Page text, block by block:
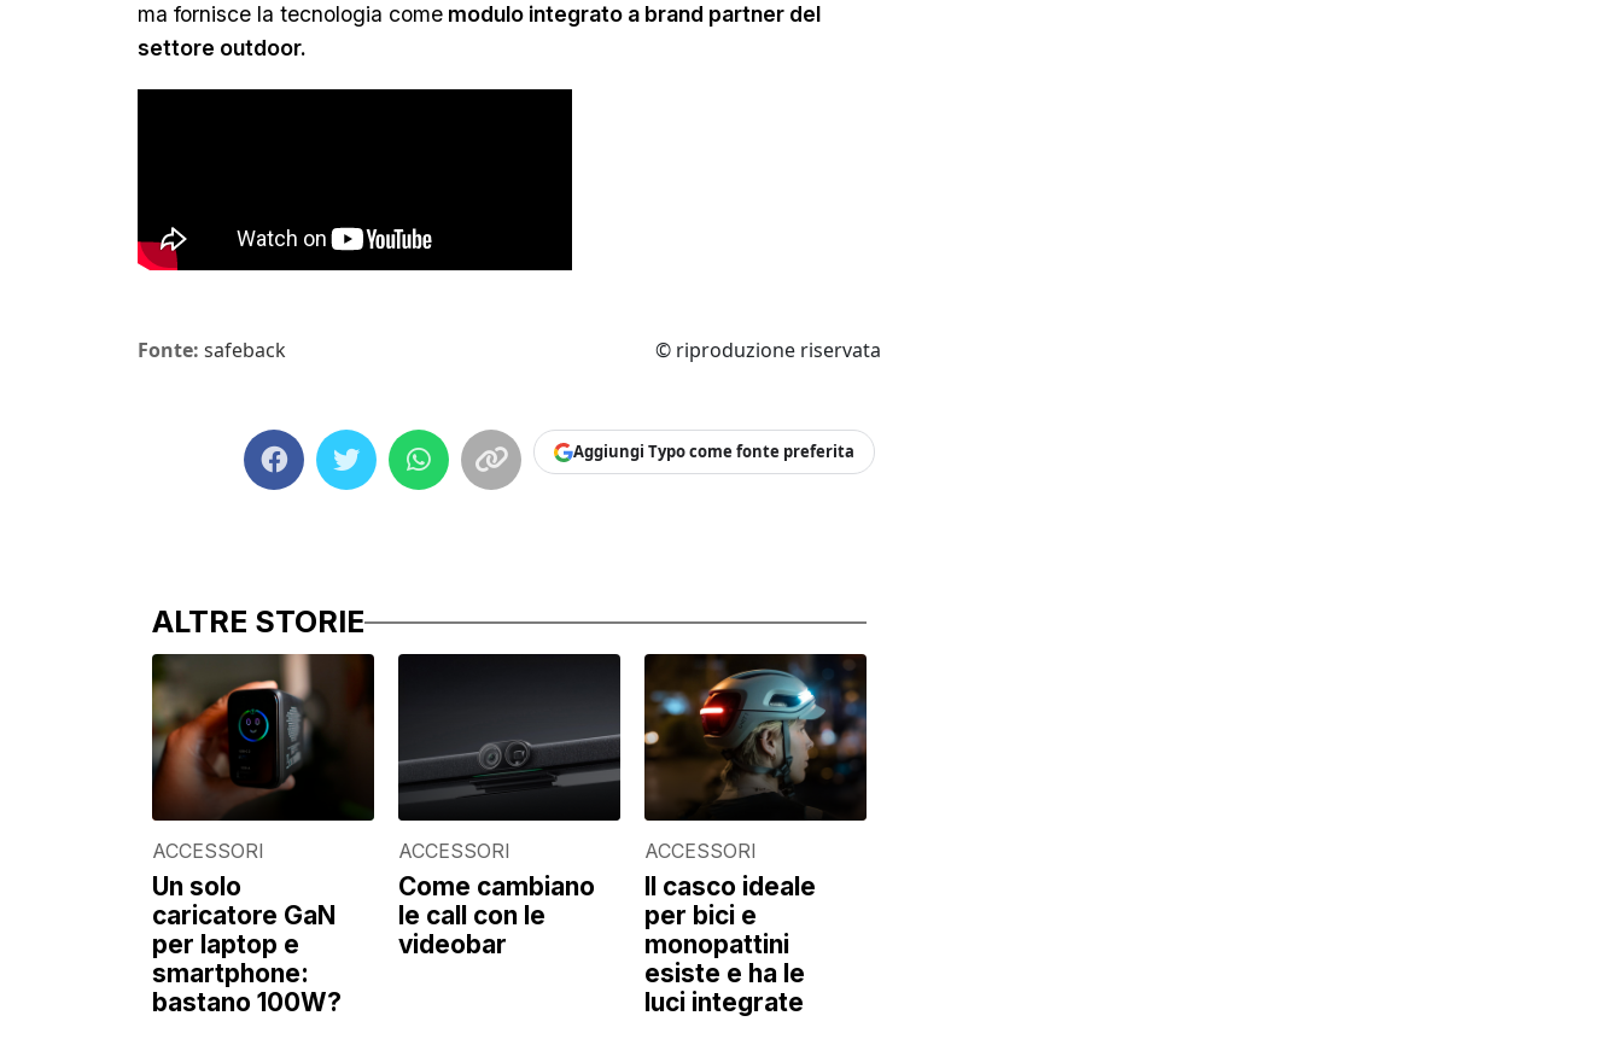
ma fornisce la tecnologia come modulo integrato a brand partner del
settore outdoor.
Fonte: safeback © riproduzione riservata
Aggiungi Typo come fonte preferita
ALTRE STORIE
ACCESSORI
Un solo
caricatore GaN
per laptop e
smartphone:
bastano 100W?
ACCESSORI
Come cambiano
le call con le
videobar
ACCESSORI
Il casco ideale
per bici e
monopattini
esiste e ha le
luci integrate